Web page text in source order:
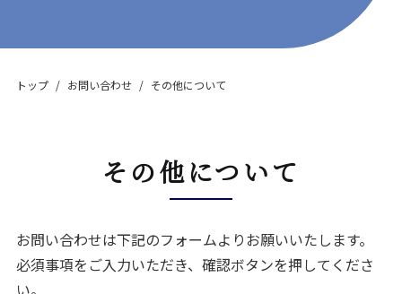
トップ お問い合わせ その他について
その他について
お問い合わせは下記のフォームよりお願いいたします。
必須事項をご入力いただき、確認ボタンを押してくださ
い。